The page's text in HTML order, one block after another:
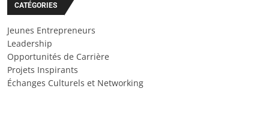
CATÉGORIES
Jeunes Entrepreneurs
Leadership
Opportunités de Carrière
Projets Inspirants
Échanges Culturels et Networking